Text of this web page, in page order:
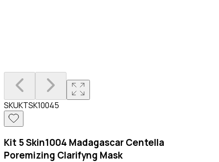
SKUKTSK10045
Kit 5 Skin1004 Madagascar Centella
Poremizing Clarifyng Mask